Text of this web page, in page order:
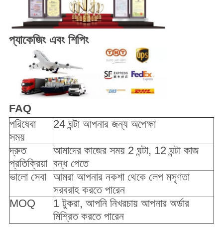
প্যাকেজিং এবং শিপিং
FAQ
পরিষেবা
সময়
24 ঘন্টা আপনার জন্য অপেক্ষা
দ্রুত
প্রতিক্রিয়া
আমাদের কাজের সময় 2 ঘন্টা, 12 ঘন্টা কাজ
বন্ধ পেতে
ভালো সেবা আমরা আপনার নকশা থেকে লেপ মসৃণতা
সরবরাহ করতে পারেন
MOQ
1 টুকরা, আপনি নিখরচায় আপনার অর্ডার
মিশ্রিত করতে পারেন